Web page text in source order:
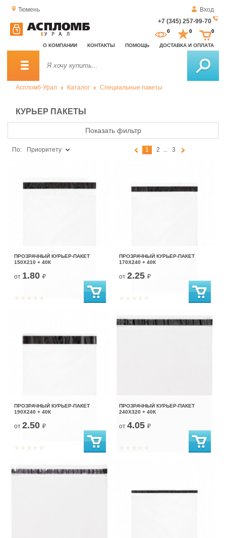
Тюмень
Вход
+7 (345) 257-99-70
О КОМПАНИИ КОНТАКТЫ ПОМОЩЬ ДОСТАВКА И ОПЛАТА
0 0 0
Аспломб-Урал Каталог Специальные пакеты
КУРЬЕР ПАКЕТЫ
Показать фильтр
По: Приоритету 1 2 ... 3
ПРОЗРАЧНЫЙ КУРЬЕР-ПАКЕТ
150Х210 + 40К
от 1.80 ₽
ПРОЗРАЧНЫЙ КУРЬЕР-ПАКЕТ
170Х240 + 40К
от 2.25 ₽
ПРОЗРАЧНЫЙ КУРЬЕР-ПАКЕТ
190Х240 + 40К
от 2.50 ₽
ПРОЗРАЧНЫЙ КУРЬЕР-ПАКЕТ
240Х320 + 40К
от 4.05 ₽